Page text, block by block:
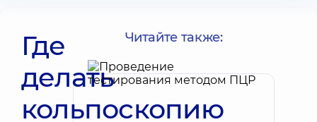
Где
делать
кольпоскопию
Читайте также: